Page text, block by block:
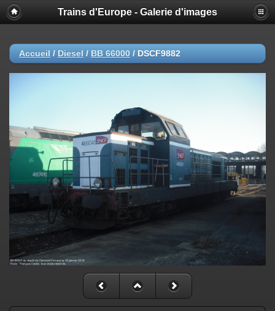
Trains d'Europe - Galerie d'images
Accueil / Diesel / BB 66000 / DSCF9882